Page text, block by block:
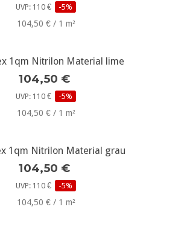
UVP: 110 € -5%
104,50 € / 1 m²
1qm Nitrilon Material lime
104,50 €
UVP: 110 € -5%
104,50 € / 1 m²
1qm Nitrilon Material grau
104,50 €
UVP: 110 € -5%
104,50 € / 1 m²